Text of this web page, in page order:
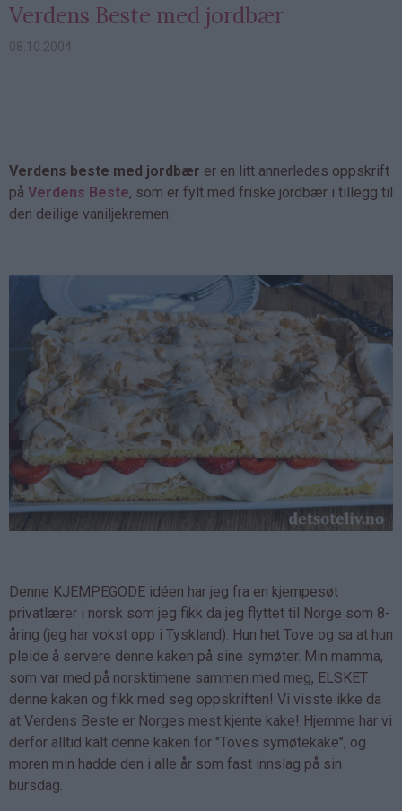
Verdens Beste med jordbær
08.10.2004
Verdens beste med jordbær er en litt annerledes oppskrift
på Verdens Beste, som er fylt med friske jordbær i tillegg til
den deilige vaniljekremen.
Denne KJEMPEGODE idéen har jeg fra en kjempesøt
privatlærer i norsk som jeg fikk da jeg flyttet til Norge som 8-
åring (jeg har vokst opp i Tyskland). Hun het Tove og sa at hun
pleide å servere denne kaken på sine symøter. Min mamma,
som var med på norsktimene sammen med meg, ELSKET
denne kaken og fikk med seg oppskriften! Vi visste ikke da
at Verdens Beste er Norges mest kjente kake! Hjemme har vi
derfor alltid kalt denne kaken for "Toves symøtekake", og
moren min hadde den i alle år som fast innslag på sin
bursdag.